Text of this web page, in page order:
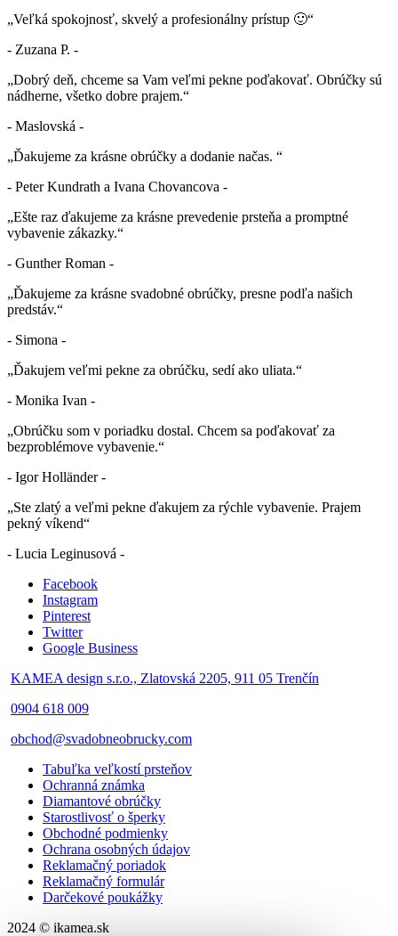
„Veľká spokojnosť, skvelý a profesionálny prístup 🙂“
- Zuzana P. -
„Dobrý deň, chceme sa Vam veľmi pekne poďakovať. Obrúčky sú
nádherne, všetko dobre prajem.“
- Maslovská -
„Ďakujeme za krásne obrúčky a dodanie načas. “
- Peter Kundrath a Ivana Chovancova -
„Ešte raz ďakujeme za krásne prevedenie prsteňa a promptné
vybavenie zákazky.“
- Gunther Roman -
„Ďakujeme za krásne svadobné obrúčky, presne podľa našich
predstáv.“
- Simona -
„Ďakujem veľmi pekne za obrúčku, sedí ako uliata.“
- Monika Ivan -
„Obrúčku som v poriadku dostal. Chcem sa poďakovať za
bezproblémove vybavenie.“
- Igor Holländer -
„Ste zlatý a veľmi pekne ďakujem za rýchle vybavenie. Prajem
pekný víkend“
- Lucia Leginusová -
Facebook
Instagram
Pinterest
Twitter
Google Business
KAMEA design s.r.o., Zlatovská 2205, 911 05 Trenčín
0904 618 009
obchod@svadobneobrucky.com
Tabuľka veľkostí prsteňov
Ochranná známka
Diamantové obrúčky
Starostlivosť o šperky
Obchodné podmienky
Ochrana osobných údajov
Reklamačný poriadok
Reklamačný formulár
Darčekové poukážky
2024 © ikamea.sk